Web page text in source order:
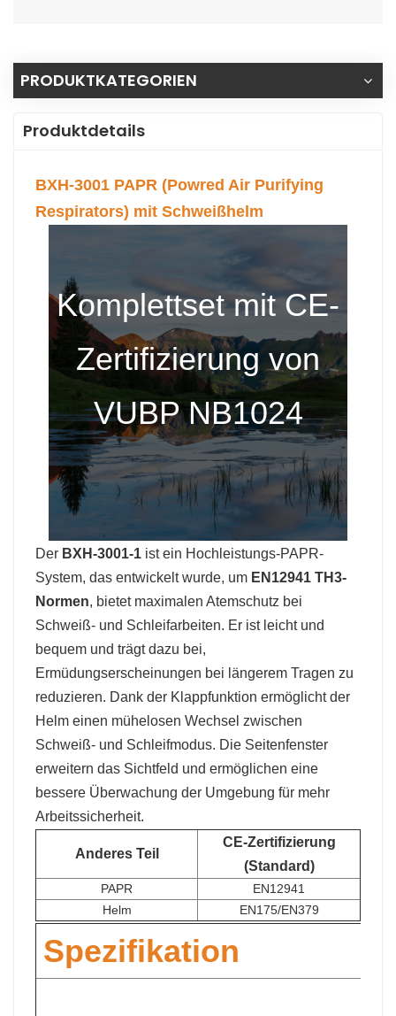
PRODUKTKATEGORIEN
Produktdetails
BXH-3001 PAPR (Powred Air Purifying
Respirators) mit Schweißhelm
Komplettset mit CE-
Zertifizierung von
VUBP NB1024
Der BXH-3001-1 ist ein Hochleistungs-PAPR-
System, das entwickelt wurde, um EN12941 TH3-
Normen, bietet maximalen Atemschutz bei
Schweiß- und Schleifarbeiten. Er ist leicht und
bequem und trägt dazu bei,
Ermüdungserscheinungen bei längerem Tragen zu
reduzieren. Dank der Klappfunktion ermöglicht der
Helm einen mühelosen Wechsel zwischen
Schweiß- und Schleifmodus. Die Seitenfenster
erweitern das Sichtfeld und ermöglichen eine
bessere Überwachung der Umgebung für mehr
Arbeitssicherheit.
Anderes Teil
CE-Zertifizierung
(Standard)
PAPR
EN12941
Helm
EN175/EN379
Spezifikation